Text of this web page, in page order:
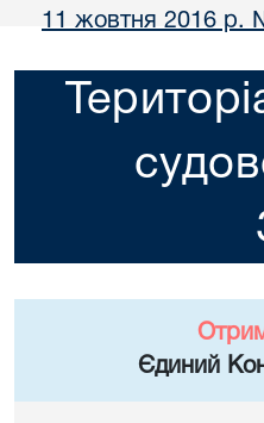
11 жовтня 2016 р.
Єдиний